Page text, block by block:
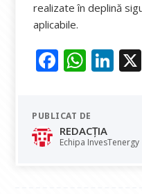
realizate în deplină
aplicabile.
F
e
b
o
W
at
s
A
Li
dI
PUBLICAT DE
REDACȚIA
Echipa InvesTenergy